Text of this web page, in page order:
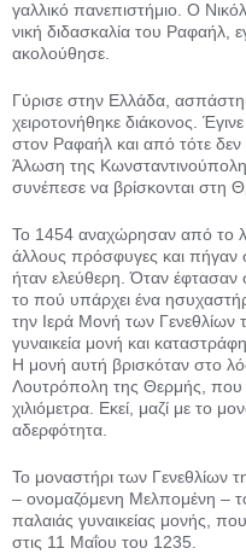
γαλλικό πανεπιστήμιο. Ο
νική διδασκαλία του Ραφαήλ,
ακο­λούθησε.
Γύρισε στην Ελλάδα,
χειροτονήθηκε διάκονος.
στον Ραφαήλ και α­πό τότε
Άλωση της
συνέπεσε να βρίσκονται στη
Το 1454 αναχώρησαν από το
άλ­λους πρόσφυγες και πήγαν
ήταν ελεύθε­ρη. Όταν έφτασαν
το πού υπάρχει ένα
την Ιερά Μονή των
γυναικεία μονή και
Η μονή αυτή βρισκόταν στο
Λουτρόπολη της Θερμής, που
χιλιόμετρα. Εκεί, μαζί με το
αδερφότητα.
Το μοναστήρι των Γενεθλίων
– ονομαζόμενη Μελπομένη –
παλαιάς γυναικείας μονής,
στις 11 Μαΐου του 1235.